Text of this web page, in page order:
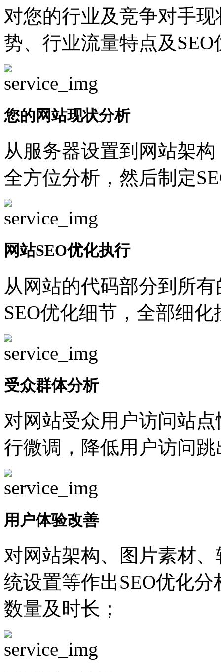
对您的行业及竞争对手
势、行业流量特点及
您的网站现状分析
从服务器设置到网站架
全方位分析，然后制定
网站SEO优化执行
从网站的代码部分到所
SEO优化细节，全部细
受众群体分析
对网站受众用户访问站
行微调，降低用户访问
用户体验改善
对网站架构、图片素材
统设置等作出SEO优化
数量及时长；